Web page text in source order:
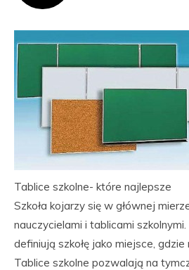
Tablice szkolne- które najlepsze
Szkoła kojarzy się w głównej
nauczycielami i tablicami
definiują szkołę jako miejsce, gdzie
Tablice szkolne pozwalają na